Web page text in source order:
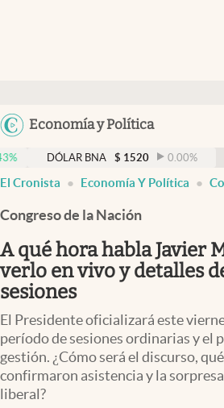
Economía y Política
Members
Economía y Política
Finanzas y Mercados
Mercados Online
Negocios
Columnistas
Apertura
Infotechnology
Clase
DÓLAR BNA $ 1520 0.00%
El Cronista Economía Y Política
Congreso de la Nación
A qué hora habla Javier
verlo en vivo y detalles
sesiones
El Presidente oficializará este
período de sesiones ordinarias y el
gestión. ¿Cómo será el discurso,
confirmaron asistencia y la
liberal?